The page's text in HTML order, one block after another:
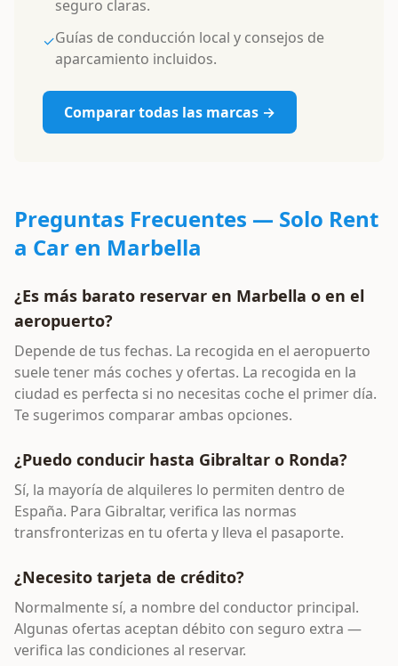
seguro claras.
✓Guías de conducción local y consejos de
aparcamiento incluidos.
Comparar todas las marcas →
Preguntas Frecuentes — Solo Rent
a Car en Marbella
¿Es más barato reservar en Marbella o en el
aeropuerto?
Depende de tus fechas. La recogida en el aeropuerto
suele tener más coches y ofertas. La recogida en la
ciudad es perfecta si no necesitas coche el primer día.
Te sugerimos comparar ambas opciones.
¿Puedo conducir hasta Gibraltar o Ronda?
Sí, la mayoría de alquileres lo permiten dentro de
España. Para Gibraltar, verifica las normas
transfronterizas en tu oferta y lleva el pasaporte.
¿Necesito tarjeta de crédito?
Normalmente sí, a nombre del conductor principal.
Algunas ofertas aceptan débito con seguro extra —
verifica las condiciones al reservar.